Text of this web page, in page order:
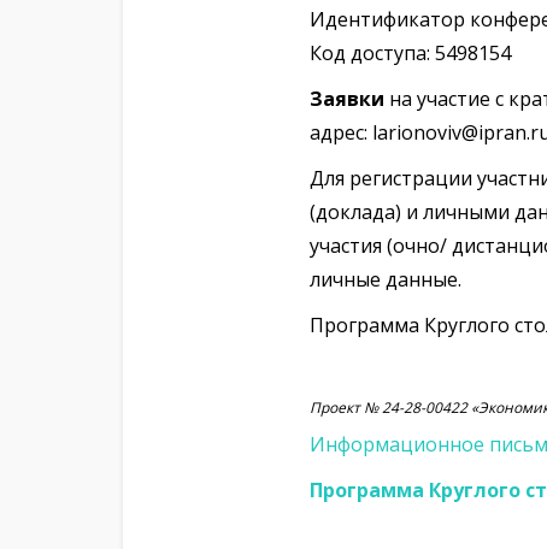
Идентификатор
Код доступа: 5498154
Заявки на участие с
адрес:
Для регистрации
(доклада) и личными
участия (очно/
личные данные.
Программа Круглого
Проект № 24-28-00422
Информационное
Программа Круглого